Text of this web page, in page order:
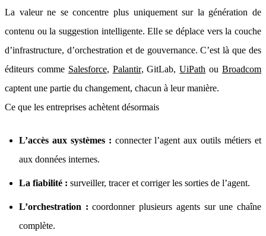
La valeur ne se concentre plus uniquement sur la génération de
contenu ou la suggestion intelligente. Elle se déplace vers la couche
d’infrastructure, d’orchestration et de gouvernance. C’est là que des
éditeurs comme Salesforce, Palantir, GitLab,UiPath ouBroadcom
captent une partie du changement, chacun à leur manière.
Ce que les entreprises achètent désormais
L’accès aux systèmes : connecter l’agent aux outils métiers et
aux données internes.
La fiabilité : surveiller, tracer et corriger les sorties de l’agent.
L’orchestration : coordonner plusieurs agents sur une chaîne
complète.